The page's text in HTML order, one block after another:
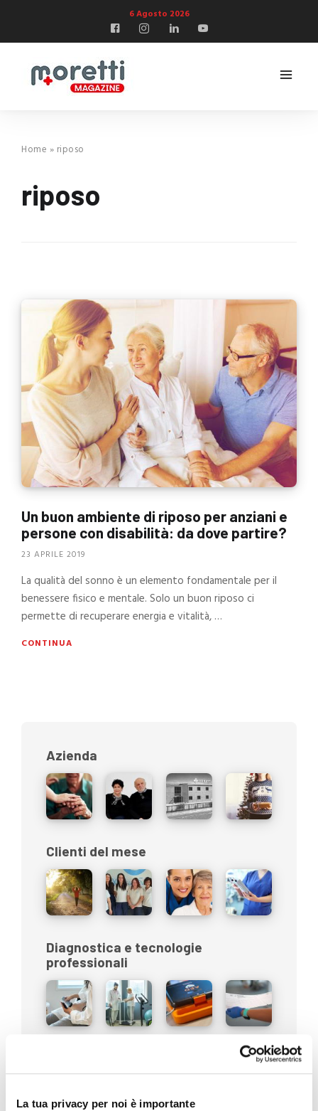
La tua privacy per noi è importante
6 Agosto 2026
Home » riposo
riposo
Un buon ambiente di riposo per anziani e
persone con disabilità: da dove partire?
23 APRILE 2019
La qualità del sonno è un elemento fondamentale per il
benessere fisico e mentale. Solo un buon riposo ci
permette di recuperare energia e vitalità, …
CONTINUA
Azienda
Clienti del mese
Diagnostica e tecnologie
professionali